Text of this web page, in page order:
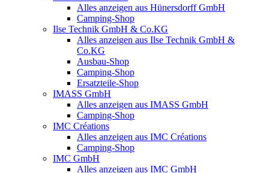
Alles anzeigen aus Hünersdorff GmbH
Camping-Shop
Ilse Technik GmbH & Co.KG
Alles anzeigen aus Ilse Technik GmbH &
Co.KG
Ausbau-Shop
Camping-Shop
Ersatzteile-Shop
IMASS GmbH
Alles anzeigen aus IMASS GmbH
Camping-Shop
IMC Créations
Alles anzeigen aus IMC Créations
Camping-Shop
IMC GmbH
Alles anzeigen aus IMC GmbH